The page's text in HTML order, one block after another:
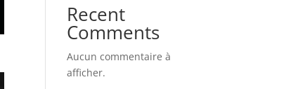
Recent
Comments
Aucun commentaire à
afficher.